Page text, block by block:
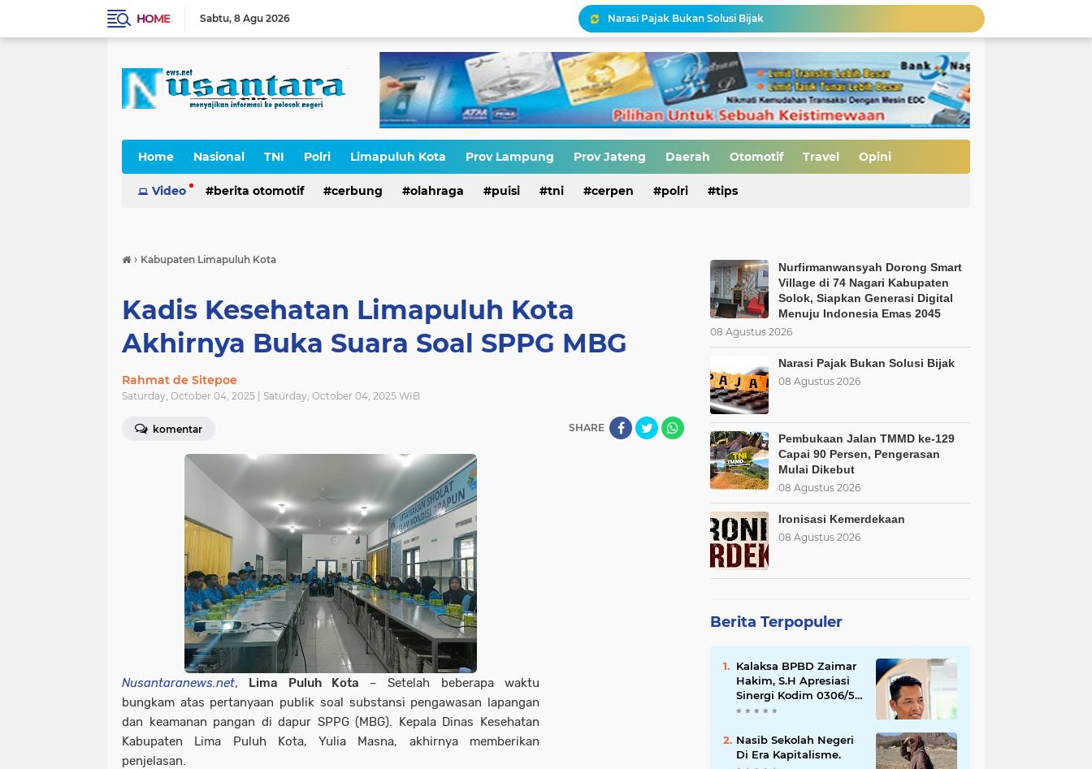
HOME Sabtu 8 Agu 2026
Narasi Pajak Bukan Solusi Bijak
Pembukaan Jalan TMMD ke-129 Capai 90 Persen, Pengerasan Mulai Dikebut
Ironisasi Kemerdekaan
MBG Bukan Solusi tapi Korupsi, Kolusi, dan Nepotisme Para Elit Politik, Kolusi, dan Nepotisme Para Elit Politik
HIV di Kalangan Pelajar, Saatnya Evaluasi Arah Kebijakan
Erik Abdullah: "Sejak Awal Kasus Dinilai Janggal"
Antara HAM dan Hukum Allah: Kedudukan L68TQ dalam Islam
Home Nasional TNI Polri Limapuluh Kota Prov Lampung Prov Jateng Daerah Otomotif Travel Opini
Cerpen
Video berita otomotif cerbung olahraga puisi tni cerpen polri tips
› Kabupaten Limapuluh Kota
Kadis Kesehatan Limapuluh Kota
Akhirnya Buka Suara Soal SPPG MBG
Rahmat de Sitepoe
Saturday, October 04, 2025 | Saturday, October 04, 2025 WIB
komentar SHARE
Nusantaranews.net, Lima Puluh Kota – Setelah beberapa waktu
bungkam atas pertanyaan publik soal substansi pengawasan lapangan
dan keamanan pangan di dapur SPPG (MBG). Kepala Dinas Kesehatan
Kabupaten Lima Puluh Kota, Yulia Masna, akhirnya memberikan
penjelasan.
Nurfirmanwansyah Dorong Smart
Village di 74 Nagari Kabupaten
Solok, Siapkan Generasi Digital
Menuju Indonesia Emas 2045
08 Agustus 2026
Narasi Pajak Bukan Solusi Bijak
08 Agustus 2026
Pembukaan Jalan TMMD ke-129
Capai 90 Persen, Pengerasan
Mulai Dikebut
08 Agustus 2026
Ironisasi Kemerdekaan
08 Agustus 2026
Berita Terpopuler
Kalaksa BPBD Zaimar
Hakim, S.H Apresiasi
Sinergi Kodim 0306/50
Kota dalam
dan Penanganan
Bencana
Nasib Sekolah Negeri
Di Era Kapitalisme.